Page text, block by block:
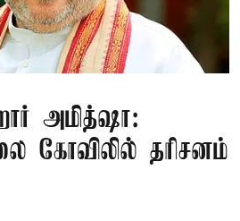
அமித்ஷா:
கோவிலில் தரிசனம்